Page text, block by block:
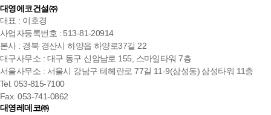
대영에코건설㈜
대표 : 이호경
사업자등록번호 : 513-81-20914
본사 : 경북 경산시 하양읍 하양로37길 22
대구사무소 : 대구 동구 신암남로 155, 스마일타워 7층
서울사무소 : 서울시 강남구 테헤란로 77길 11-9(삼성동) 삼성타워 11층
Tel. 053-815-7100
Fax. 053-741-0862
대영레데코㈜